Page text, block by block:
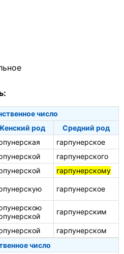
число
род
Средний род
гарпунерское
гарпунерского
гарпунерскому
гарпунерское
гарпунерским
гарпунерском
число